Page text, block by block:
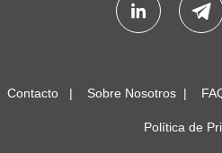
Contacto Sobre Nosotros
Política de